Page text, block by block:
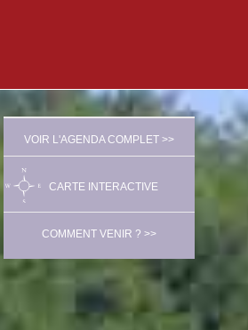
VOIR L'AGENDA COMPLET >>
CARTE INTERACTIVE
COMMENT VENIR ? >>